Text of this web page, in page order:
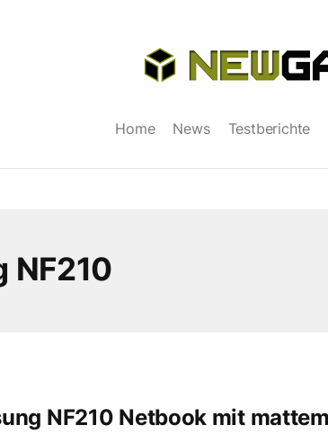
Home News Testberichte
NF210
NF210 Netbook mit